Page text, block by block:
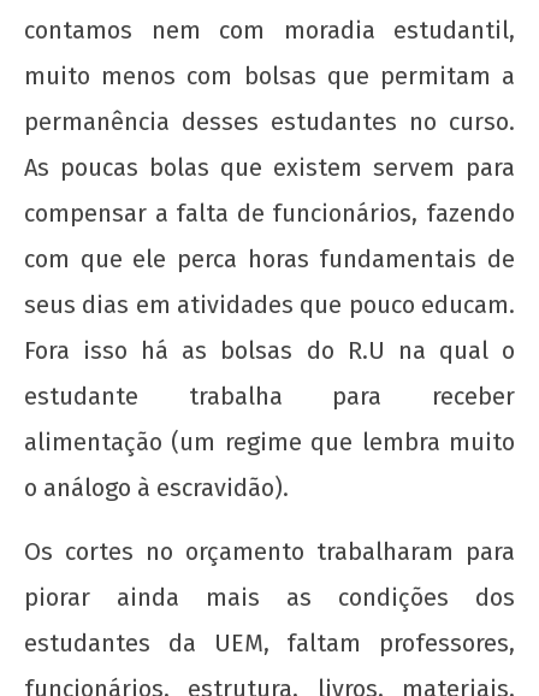
Nota Política da UJC - PARA ALÉM DA
SUSPENSÃO: Pela revogação imediata do
"Novo" Ensino Médio!
21 de
agosto
de
wp-
admin
socialismo!
21 de
de
2012
contamos nem com moradia estudantil,
muito menos com bolsas que permitam a
permanência desses estudantes no curso.
As poucas bolas que existem servem para
compensar a falta de funcionários, fazendo
com que ele perca horas fundamentais de
seus dias em atividades que pouco educam.
Fora isso há as bolsas do R.U na qual o
estudante trabalha para receber
alimentação (um regime que lembra muito
o análogo à escravidão).
Os cortes no orçamento trabalharam para
piorar ainda mais as condições dos
estudantes da UEM, faltam professores,
funcionários, estrutura, livros, materiais,